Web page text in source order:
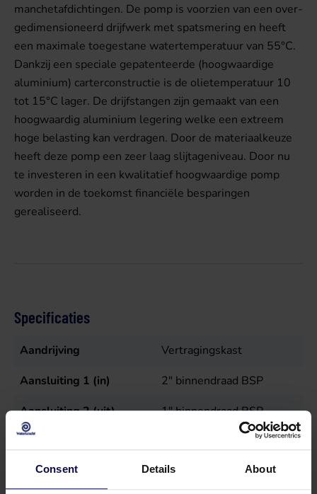
Consent Details About
manchetafdichtingen. De pomp is voorzien van een over-
gedimensioneerd drijfwerk met spatsmering en heeft
een maximale toegestane watertemperatuur van 55°C.
Dankzij een speciale gepatenteerde (hoogwaardige
aluminium) carterconstructie is de olietemperatuur 10
tot 15°C lager. De drijfstangen zijn gemaakt van een
hoogwaardig aluminium legering welke een extreem
hoge belasting kan verdragen. Door de materiaalkeuze
heeft deze pomp een zeer laag slijtageniveau. Door nu
te investeren in een kwalitatief hoogwaardige pomp
worden in de toekomst financiële besparingen
gerealiseerd.
Specificaties
Aandrijving
Vertragingskast
Aansluiting 1 (in)
2" binnendraad BSP
Aansluiting 2 (uit)
1" binnendraad BSP
Debiet
211